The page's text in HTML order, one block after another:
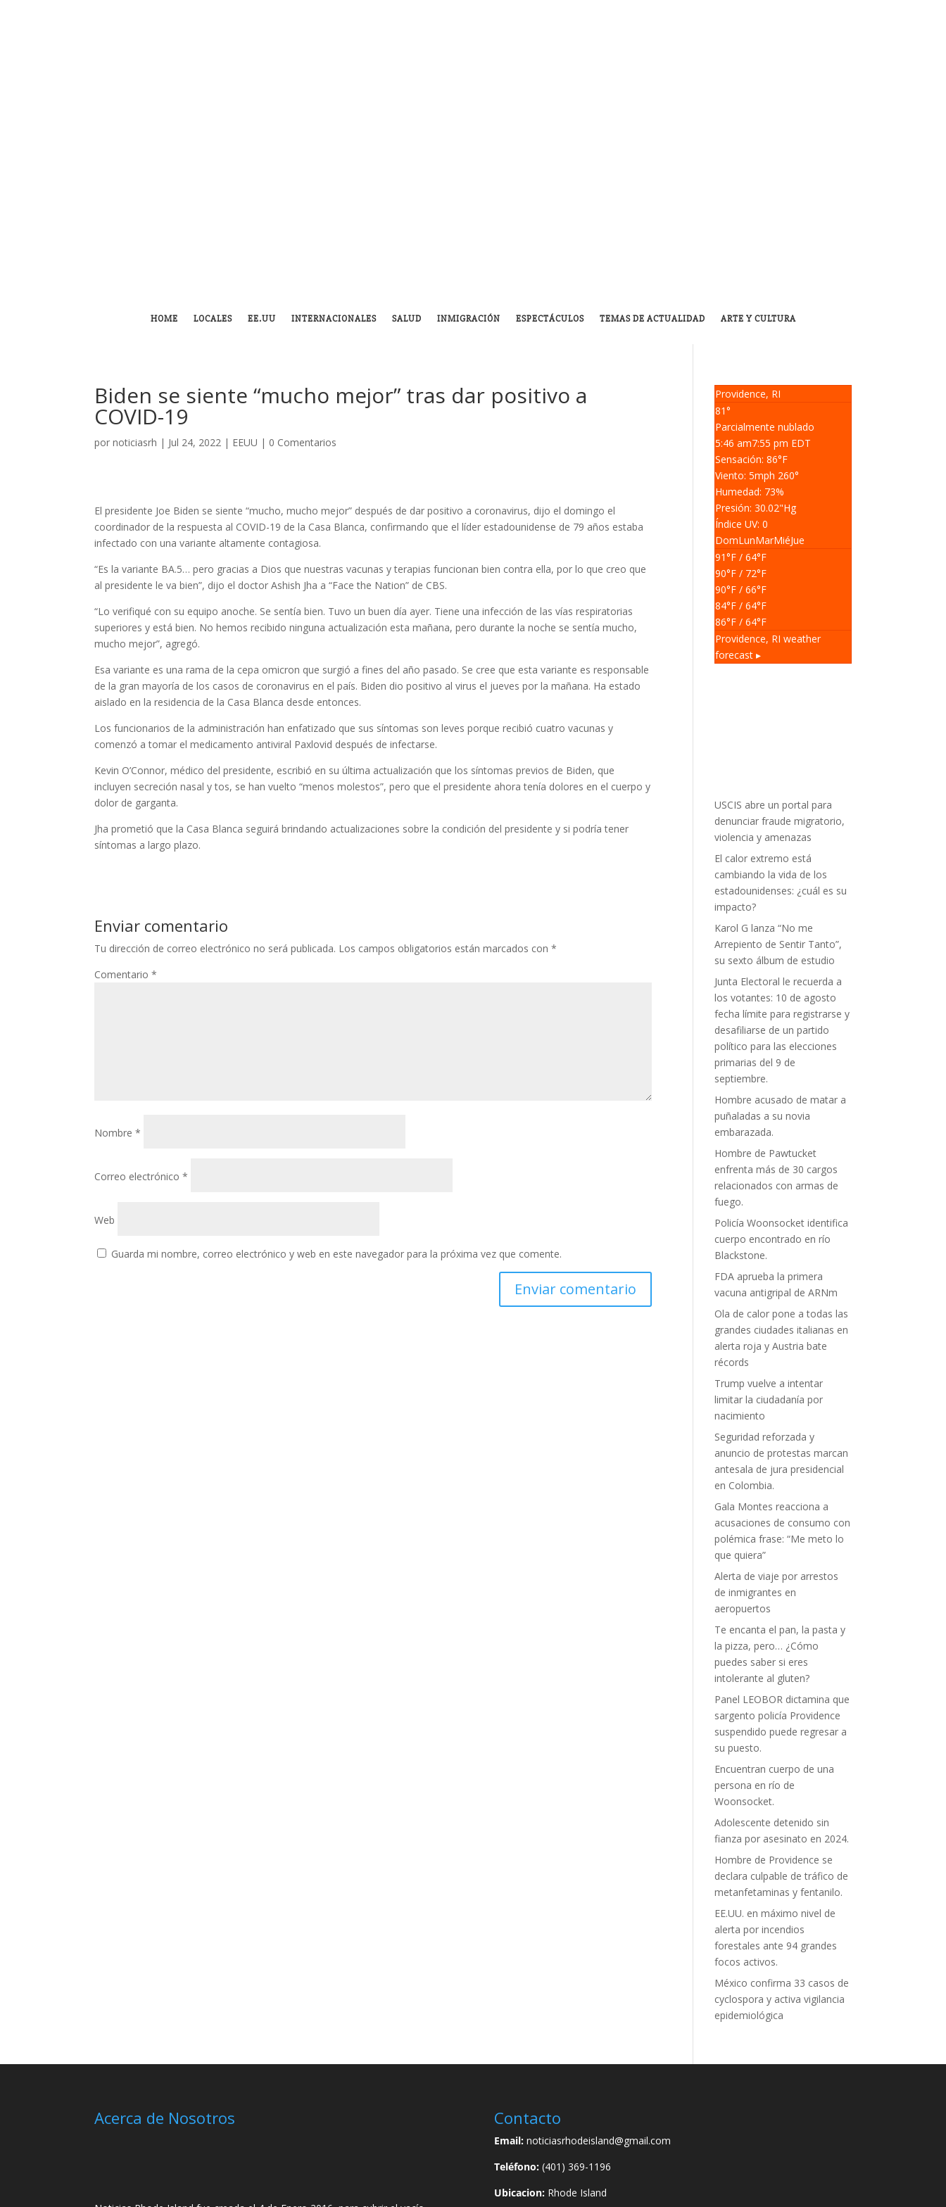
HOME LOCALES EE.UU INTERNACIONALES SALUD INMIGRACIÓN ESPECTÁCULOS TEMAS DE ACTUALIDAD ARTE Y CULTURA
Biden se siente “mucho mejor” tras dar positivo a
COVID-19
pornoticiasrh | Jul 24, 2022 | EEUU | 0 Comentarios
El presidente Joe Biden se siente “mucho, mucho mejor” después de dar positivo a coronavirus, dijo el domingo el
coordinador de la respuesta al COVID-19 de la Casa Blanca, confirmando que el líder estadounidense de 79 años estaba
infectado con una variante altamente contagiosa.
“Es la variante BA.5… pero gracias a Dios que nuestras vacunas y terapias funcionan bien contra ella, por lo que creo que
al presidente le va bien”, dijo el doctor Ashish Jha a “Face the Nation” de CBS.
“Lo verifiqué con su equipo anoche. Se sentía bien. Tuvo un buen día ayer. Tiene una infección de las vías respiratorias
superiores y está bien. No hemos recibido ninguna actualización esta mañana, pero durante la noche se sentía mucho,
mucho mejor”, agregó.
Esa variante es una rama de la cepa omicron que surgió a fines del año pasado. Se cree que esta variante es responsable
de la gran mayoría de los casos de coronavirus en el país. Biden dio positivo al virus el jueves por la mañana. Ha estado
aislado en la residencia de la Casa Blanca desde entonces.
Los funcionarios de la administración han enfatizado que sus síntomas son leves porque recibió cuatro vacunas y
comenzó a tomar el medicamento antiviral Paxlovid después de infectarse.
Kevin O’Connor, médico del presidente, escribió en su última actualización que los síntomas previos de Biden, que
incluyen secreción nasal y tos, se han vuelto “menos molestos”, pero que el presidente ahora tenía dolores en el cuerpo y
dolor de garganta.
Jha prometió que la Casa Blanca seguirá brindando actualizaciones sobre la condición del presidente y si podría tener
síntomas a largo plazo.
Enviar comentario
Tu dirección de correo electrónico no será publicada. Los campos obligatorios están marcados con*
Comentario*
Nombre*
Correo electrónico*
Web
Guarda mi nombre, correo electrónico y web en este navegador para la próxima vez que comente.
Providence, RI
81°
Parcialmente nublado
5:46 am7:55 pm EDT
Sensación: 86°F
Viento: 5mph 260°
Humedad: 73%
Presión: 30.02"Hg
Índice UV: 0
DomLunMarMiéJue
91°F / 64°F
90°F / 72°F
90°F / 66°F
84°F / 64°F
86°F / 64°F
Providence, RI weather
forecast ▸
USCIS abre un portal para
denunciar fraude migratorio,
violencia y amenazas
El calor extremo está
cambiando la vida de los
estadounidenses: ¿cuál es su
impacto?
Karol G lanza “No me
Arrepiento de Sentir Tanto”,
su sexto álbum de estudio
Junta Electoral le recuerda a
los votantes: 10 de agosto
fecha límite para registrarse y
desafiliarse de un partido
político para las elecciones
primarias del 9 de
septiembre.
Hombre acusado de matar a
puñaladas a su novia
embarazada.
Hombre de Pawtucket
enfrenta más de 30 cargos
relacionados con armas de
fuego.
Policía Woonsocket identifica
cuerpo encontrado en río
Blackstone.
FDA aprueba la primera
vacuna antigripal de ARNm
Ola de calor pone a todas las
grandes ciudades italianas en
alerta roja y Austria bate
récords
Trump vuelve a intentar
limitar la ciudadanía por
nacimiento
Seguridad reforzada y
anuncio de protestas marcan
antesala de jura presidencial
en Colombia.
Gala Montes reacciona a
acusaciones de consumo con
polémica frase: “Me meto lo
que quiera”
Alerta de viaje por arrestos
de inmigrantes en
aeropuertos
Te encanta el pan, la pasta y
la pizza, pero… ¿Cómo
puedes saber si eres
intolerante al gluten?
Panel LEOBOR dictamina que
sargento policía Providence
suspendido puede regresar a
su puesto.
Encuentran cuerpo de una
persona en río de
Woonsocket.
Adolescente detenido sin
fianza por asesinato en 2024.
Hombre de Providence se
declara culpable de tráfico de
metanfetaminas y fentanilo.
EE.UU. en máximo nivel de
alerta por incendios
forestales ante 94 grandes
focos activos.
México confirma 33 casos de
cyclospora y activa vigilancia
epidemiológica
Acerca de Nosotros Contacto
Email:noticiasrhodeisland@gmail.com
Teléfono:(401) 369-1196
Ubicacion:Rhode Island